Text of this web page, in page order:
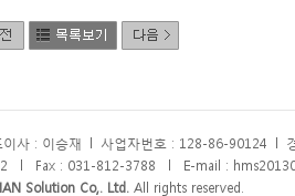
이사 : 이승재 사업자번호 : 128-86-90124
Fax : 031-812-3788
E-mail :
Solution Co,. Ltd. All rights reserved.